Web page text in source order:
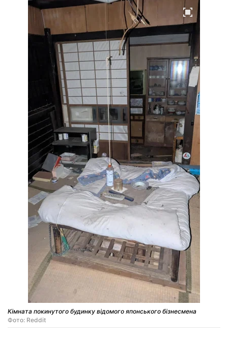
Кімната покинутого будинку відомого японського бізнесмена
Фото: Reddit